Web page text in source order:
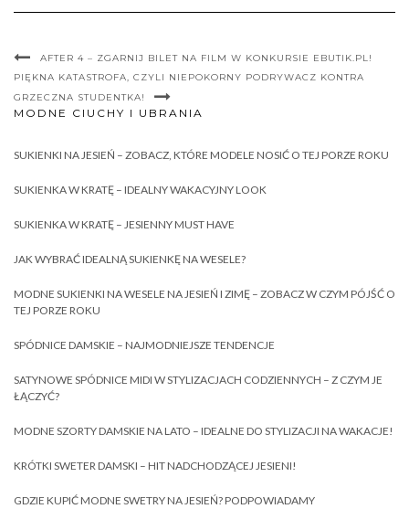
AFTER 4 – ZGARNIJ BILET NA FILM W KONKURSIE EBUTIK.PL!
PIĘKNA KATASTROFA, CZYLI NIEPOKORNY PODRYWACZ KONTRA
GRZECZNA STUDENTKA!
MODNE CIUCHY I UBRANIA
SUKIENKI NA JESIEŃ – ZOBACZ, KTÓRE MODELE NOSIĆ O TEJ PORZE ROKU
SUKIENKA W KRATĘ – IDEALNY WAKACYJNY LOOK
SUKIENKA W KRATĘ – JESIENNY MUST HAVE
JAK WYBRAĆ IDEALNĄ SUKIENKĘ NA WESELE?
MODNE SUKIENKI NA WESELE NA JESIEŃ I ZIMĘ – ZOBACZ W CZYM PÓJŚĆ O
TEJ PORZE ROKU
SPÓDNICE DAMSKIE – NAJMODNIEJSZE TENDENCJE
SATYNOWE SPÓDNICE MIDI W STYLIZACJACH CODZIENNYCH – Z CZYM JE
ŁĄCZYĆ?
MODNE SZORTY DAMSKIE NA LATO – IDEALNE DO STYLIZACJI NA WAKACJE!
KRÓTKI SWETER DAMSKI – HIT NADCHODZĄCEJ JESIENI!
GDZIE KUPIĆ MODNE SWETRY NA JESIEŃ? PODPOWIADAMY